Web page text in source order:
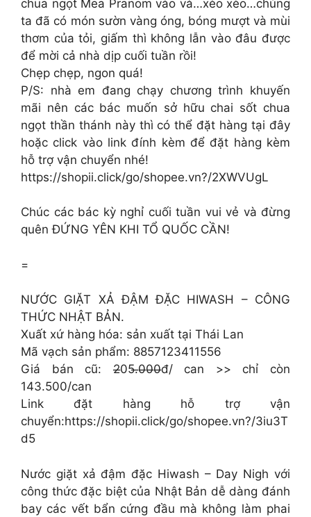
chua ngọt Mea Pranom vào và…xèo xèo…chúng
ta đã có món sườn vàng óng, bóng mượt và mùi
thơm của tỏi, giấm thì không lẫn vào đâu được
để mời cả nhà dịp cuối tuần rồi!
Chẹp chẹp, ngon quá!
P/S: nhà em đang chạy chương trình khuyến
mãi nên các bác muốn sở hữu chai sốt chua
ngọt thần thánh này thì có thể đặt hàng tại đây
hoặc click vào link đính kèm để đặt hàng kèm
hỗ trợ vận chuyển nhé!
https://shopii.click/go/shopee.vn?/2XWVUgL
Chúc các bác kỳ nghỉ cuối tuần vui vẻ và đừng
quên ĐỨNG YÊN KHI TỔ QUỐC CẦN!
=
NƯỚC GIẶT XẢ ĐẬM ĐẶC HIWASH – CÔNG
THỨC NHẬT BẢN.
Xuất xứ hàng hóa: sản xuất tại Thái Lan
Mã vạch sản phẩm: 8857123411556
Giá bán cũ: 2̶05.̶0̶0̶0̶đ/ can >> chỉ còn
143.500/can
Link đặt hàng hỗ trợ vận
chuyển:https://shopii.click/go/shopee.vn?/3iu3T
d5
Nước giặt xả đậm đặc Hiwash – Day Nigh với
công thức đặc biệt của Nhật Bản dễ dàng đánh
bay các vết bẩn cứng đầu mà không làm phai